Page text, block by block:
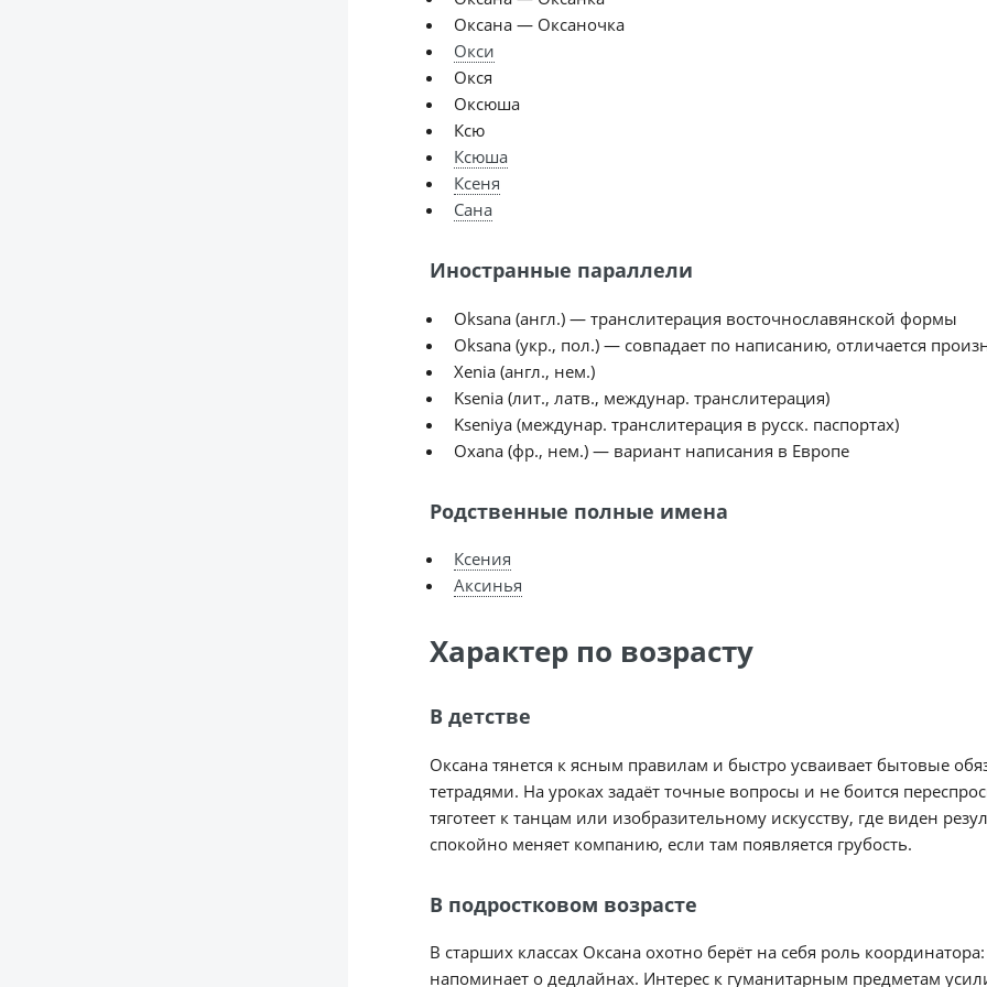
Оксана — Оксаночка
Окси
Окся
Оксюша
Ксю
Ксюша
Ксеня
Сана
Иностранные параллели
Oksana (англ.) — транслитерация восточнославянской формы
Oksana (укр., пол.) — совпадает по написанию, отличается
Xenia (англ., нем.)
Ksenia (лит., латв., междунар. транслитерация)
Kseniya (междунар. транслитерация в русск. паспортах)
Oxana (фр., нем.) — вариант написания в Европе
Родственные полные имена
Ксения
Аксинья
Характер по возрасту
В детстве
Оксана тянется к ясным правилам и быстро усваивает бытовые
тетрадями. На уроках задаёт точные вопросы и не боится
тяготеет к танцам или изобразительному искусству, где виден
спокойно меняет компанию, если там появляется грубость.
В подростковом возрасте
В старших классах Оксана охотно берёт на себя роль
напоминает о дедлайнах. Интерес к гуманитарным предметам